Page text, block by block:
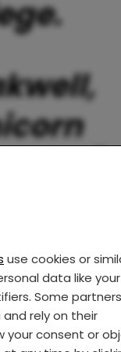
use cookies or
data like
Some
rely on their
your consent or